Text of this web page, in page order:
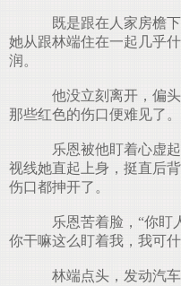
既是跟在人家房檐下
她从跟林端住在一起几乎
润。
他没立刻离开，偏头
那些红色的伤口便难见了。
乐恩被他盯着心虚
视线她直起上身，挺直后
伤口都抻开了。
乐恩苦着脸，“你盯
你干嘛这么盯着我，我可
林端点头，发动汽